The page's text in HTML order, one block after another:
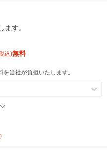
ます。
込)無料
当社が負担いたします。